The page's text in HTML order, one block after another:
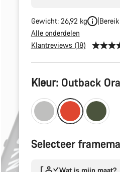
Gewicht: 26,92 kg
Alle onderdelen
Klantreviews (18)
Productconfiguratie
Kleur: Outback
Selecteer